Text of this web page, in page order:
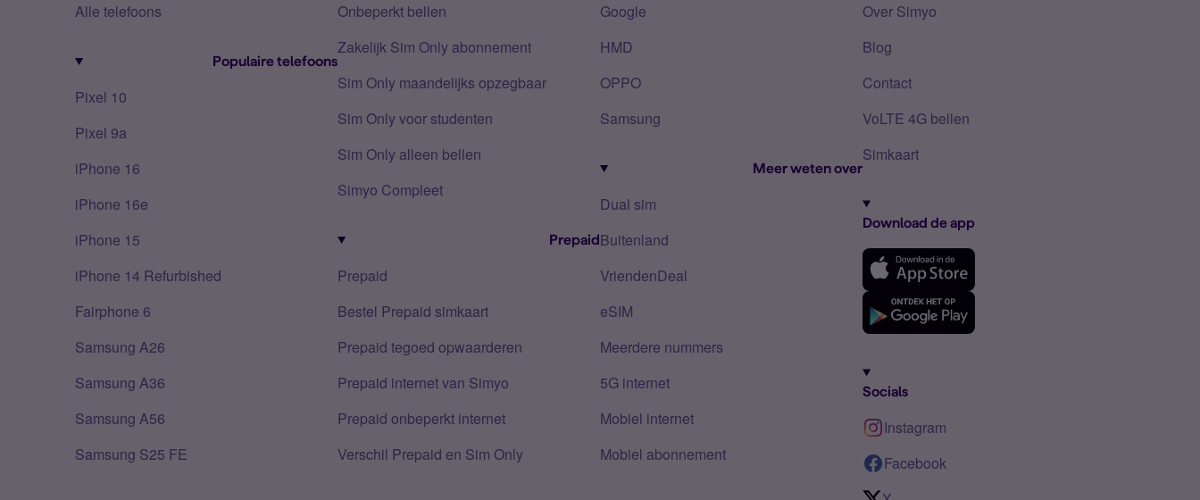
Alle telefoons
Populaire telefoons
Pixel 10
Pixel 9a
iPhone 16
iPhone 16e
iPhone 15
iPhone 14 Refurbished
Fairphone 6
Samsung A26
Samsung A36
Samsung A56
Samsung S25 FE
Onbeperkt bellen
Zakelijk Sim Only abonnement
Sim Only maandelijks opzegbaar
Sim Only voor studenten
Sim Only alleen bellen
Simyo Compleet
Prepaid
Prepaid
Bestel Prepaid simkaart
Prepaid tegoed opwaarderen
Prepaid internet van Simyo
Prepaid onbeperkt internet
Verschil Prepaid en Sim Only
Google
HMD
OPPO
Samsung
Meer weten over
Dual sim
Buitenland
VriendenDeal
eSIM
Meerdere nummers
5G internet
Mobiel internet
Mobiel abonnement
Over Simyo
Blog
Contact
VoLTE 4G bellen
Simkaart
Download de app
Socials
Instagram
Facebook